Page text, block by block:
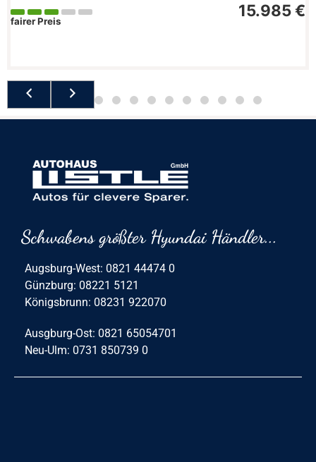
15.985 €
fairer Preis
Schwabens größter Hyundai Händler...
Augsburg-West: 0821 44474 0
Günzburg: 08221 5121
Königsbrunn: 08231 922070
Ausgburg-Ost: 0821 65054701
Neu-Ulm: 0731 850739 0